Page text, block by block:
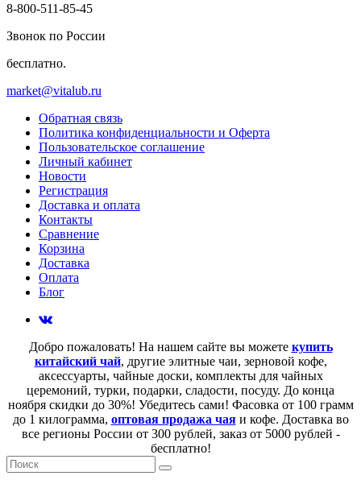
8-800-511-85-45
Звонок по России
бесплатно.
market@vitalub.ru
Обратная связь
Политика конфиденциальности и Оферта
Пользовательское соглашение
Личный кабинет
Новости
Регистрация
Доставка и оплата
Контакты
Сравнение
Корзина
Доставка
Оплата
Блог
Добро пожаловать! На нашем сайте вы можете купить
китайский чай, другие элитные чаи, зерновой кофе,
аксессуарты, чайные доски, комплекты для чайных
церемоний, турки, подарки, сладости, посуду. До конца
ноября скидки до 30%! Убедитесь сами! Фасовка от 100 грамм
до 1 килограмма, оптовая продажа чаяи кофе. Доставка во
все регионы России от 300 рублей, заказ от 5000 рублей -
бесплатно!